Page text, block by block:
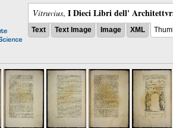
Vitruvius, I Dieci Libri dell'
Text Text Image Image XML